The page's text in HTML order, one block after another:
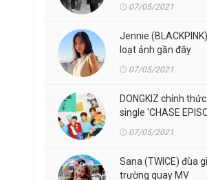
07/05/2021
Jennie
loạt ảnh gần đây
07/05/2021
DONGKIZ chính
single 'CHASE
07/05/2021
Sana (TWICE) đùa
trường quay MV